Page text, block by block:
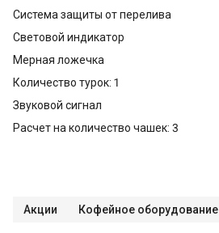
Система защиты от перелива
Световой индикатор
Мерная ложечка
Количество турок: 1
Звуковой сигнал
Расчет на количество чашек: 3
Акции Кофейное оборудование